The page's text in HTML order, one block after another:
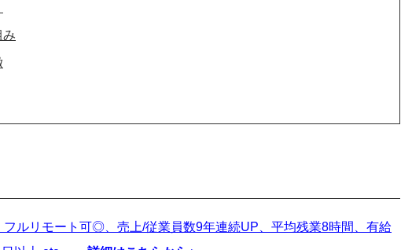
み
フルリモート可◎、売上/従業員数9年連続UP、平均残業8時間、有給